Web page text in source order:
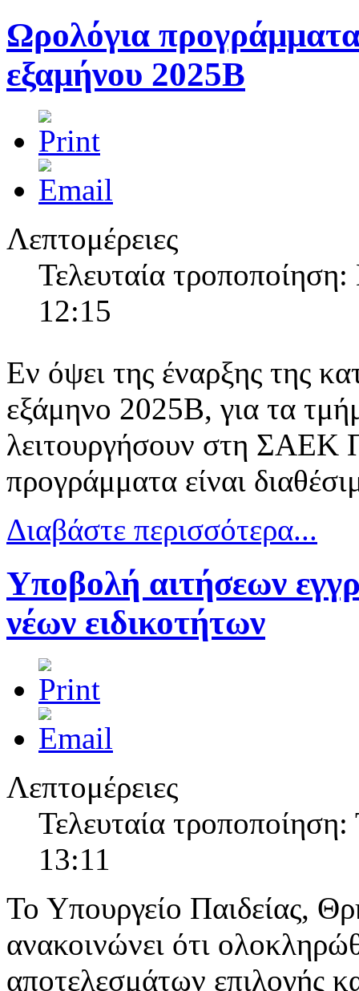
Ωρολόγια
εξαμήνου 2025Β
Λεπτομέρειες
Τελευταία
12:15
Εν όψει της έναρξης της
εξάμηνο 2025Β, για τα
λειτουργήσουν στη ΣΑΕΚ
προγράμματα είναι
Διαβάστε περισσότερα...
Υποβολή αιτήσεων
νέων ειδικοτήτων
Λεπτομέρειες
Τελευταία
13:11
Το Υπουργείο Παιδείας,
ανακοινώνει ότι
αποτελεσμάτων επιλογής